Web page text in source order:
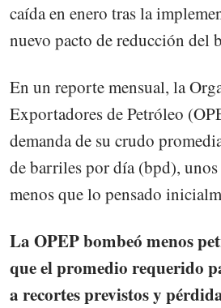
caída en enero tras la
nuevo pacto de reducción del
En un reporte mensual, la
Exportadores de Petróleo
demanda de su crudo
de barriles por día (bpd),
menos que lo pensado
La OPEP bombeó menos
que el promedio requerido
a recortes previstos y